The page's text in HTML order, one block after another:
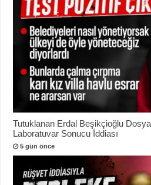
Tutuklanan Erdal Beşikçioğlu
Laboratuvar Sonucu İddiası
5 gün önce